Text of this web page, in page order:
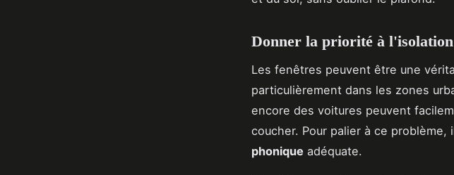
Donner la priorité à l'isolation
Les fenêtres peuvent être une
particulièrement dans les zones
encore des voitures peuvent
coucher. Pour palier à ce
phonique adéquate.